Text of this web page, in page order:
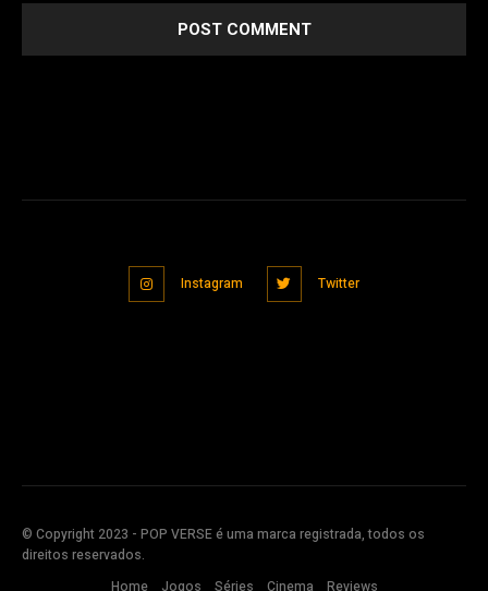
Instagram Twitter
© Copyright 2023 - POP VERSE é uma marca registrada, todos os
direitos reservados.
Home
Jogos Séries Cinema Reviews